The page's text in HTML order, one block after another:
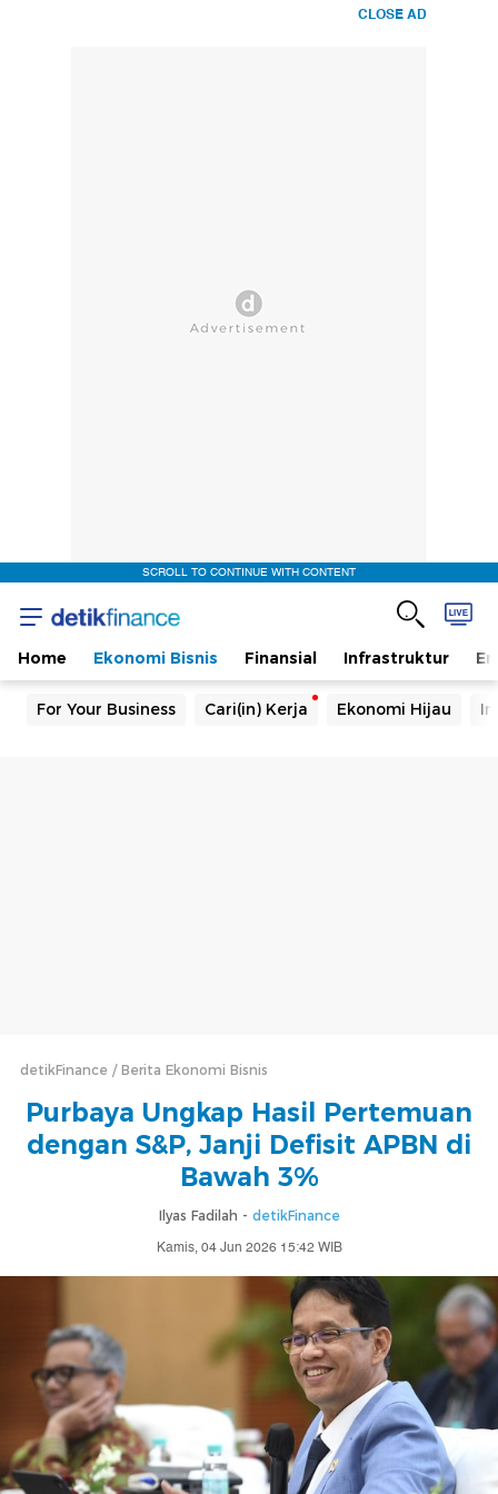
CLOSE AD
SCROLL TO CONTINUE WITH CONTENT
Home Ekonomi Bisnis Finansial Infrastruktur
For Your Business Cari(in) Kerja Ekonomi Hijau
detikFinance Berita Ekonomi Bisnis
Purbaya Ungkap Hasil Pertemuan
dengan S&P, Janji Defisit APBN di
Bawah 3%
Ilyas Fadilah - detikFinance
Kamis, 04 Jun 2026 15:42 WIB